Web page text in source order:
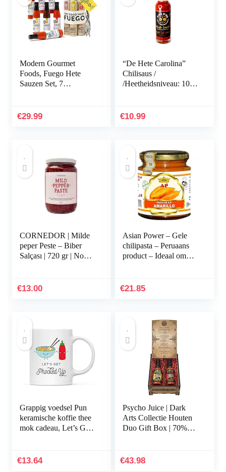
Modern Gourmet
Foods, Fuego Hete
Sauzen Set, 7
€29.99
“De Hete Carolina”
Chilisaus /
/Heetheidsniveau: 10
Venezuelan Hearts,
€10.99
CORNEDOR | Milde
peper Peste – Biber
Salçası | 720 gr | Non –
conserveringsmiddelen
€13.00
Asian Power – Gele
chilipasta – Peruaans
product – Ideaal om
-227 gram
€21.85
Grappig voedsel Pun
keramische koffie thee
mok cadeau, Let’s Get
fles, 1-pack…
€13.64
Psycho Juice | Dark
Arts Collectie Houten
Duo Gift Box | 70%
148ml | Hot…
€43.98